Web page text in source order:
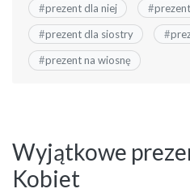
#prezent dla niej #
#prezent dla siostry #
#prezent na wiosnę
Wyjątkowe
Kobiet